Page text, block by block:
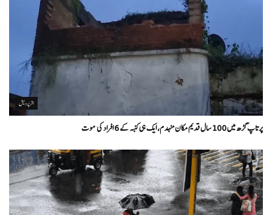
اتر پردیش
پرتاپ گڑھ میں 100 سال قدیم مکان منہدم، ایک ہی کنبہ کے 6 افراد کی موت